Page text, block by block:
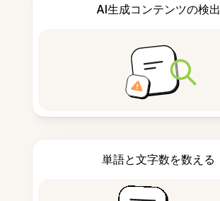
AI生成コンテンツの検出
単語と文字数を数える